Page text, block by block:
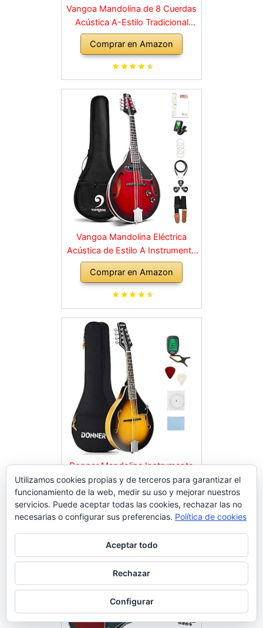
Vangoa Mandolina de 8 Cuerdas
Acústica A-Estilo Tradicional
Bluegrass Instrumento de
Mandolinas para Principiantes,
Sunburst
Comprar en Amazon
Vangoa Mandolina Eléctrica
Acústica de Estilo A Instrumento
de Mandolina para Principiantes
Caoba Rojo con Bolsa de
Concierto, Púas, Correa de
Comprar en Amazon
Donner Mandolina Instrumento
en Caoba Mandolina Musical 8
Cuerdas Estilo A Set Mandolinas
Tradicional con Afinador Cuerdas
Funda y Púas (Sunburst, DML-1)
Comprar en Amazon
Utilizamos cookies propias y de terceros para garantizar el
funcionamiento de la web, medir su uso y mejorar nuestros
servicios. Puede aceptar todas las cookies, rechazar las no
necesarias o configurar sus preferencias. Política de cookies
Aceptar todo
Rechazar
Configurar